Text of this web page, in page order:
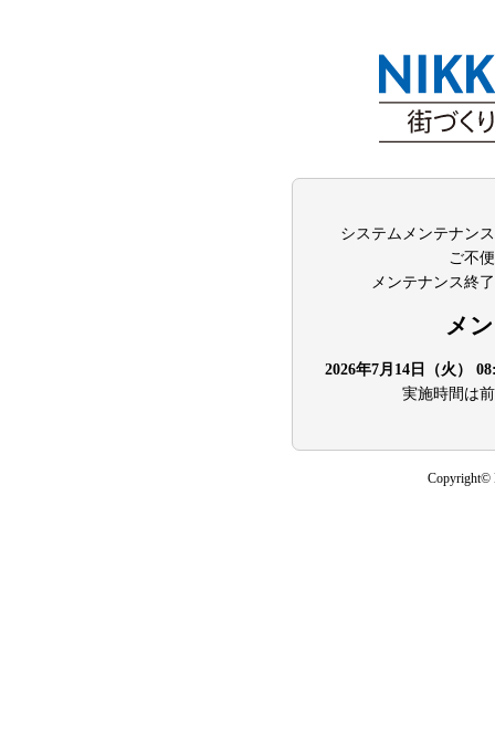
システムメンテナン
ご不
メンテナンス終
メ
2026年7月14日（火）
実施時間は
Copyright©